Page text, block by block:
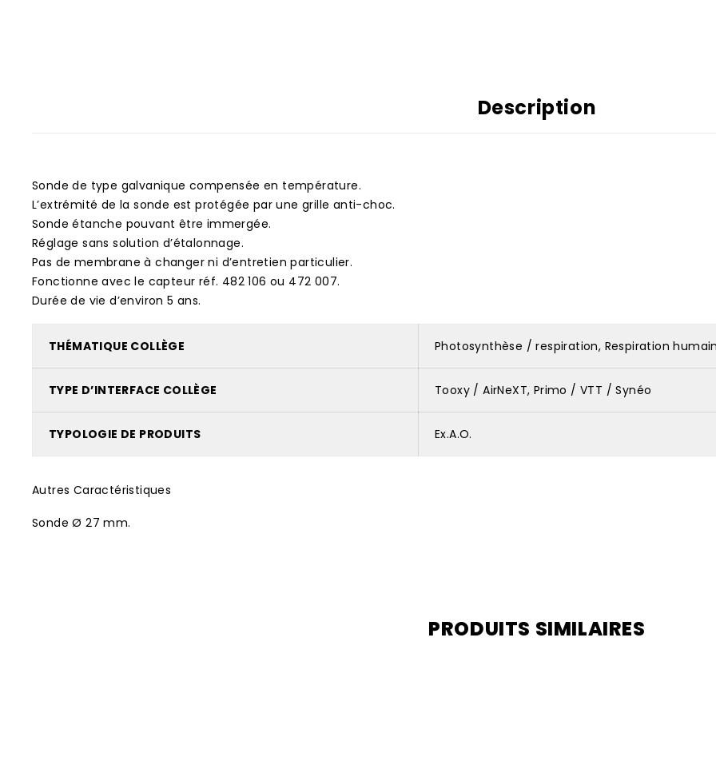
Description
Sonde de type galvanique compensée en température.
L’extrémité de la sonde est protégée par une grille anti-choc.
Sonde étanche pouvant être immergée.
Réglage sans solution d’étalonnage.
Pas de membrane à changer ni d’entretien particulier.
Fonctionne avec le capteur réf. 482 106 ou 472 007.
Durée de vie d’environ 5 ans.
THÉMATIQUE COLLÈGE Photosynthèse / respiration, Respiration
TYPE D’INTERFACE COLLÈGE Tooxy / AirNeXT, Primo / VTT / Synéo
TYPOLOGIE DE PRODUITS Ex.A.O.
Autres Caractéristiques
Sonde Ø 27 mm.
PRODUITS SIMILAIRES